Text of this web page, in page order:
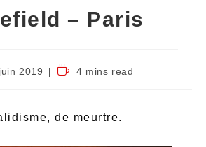
– Paris
2019 4 mins read
de meurtre.